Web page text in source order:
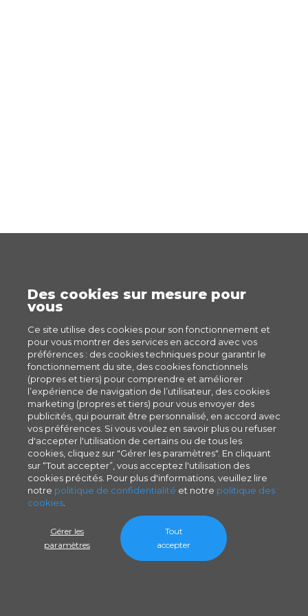
Des cookies sur mesure pour
vous
Ce site utilise des cookies pour son fonctionnement et
pour vous montrer des services en accord avec vos
préférences : des cookies techniques pour garantir le
fonctionnement du site, des cookies fonctionnels
(propres et tiers) pour comprendre et améliorer
l’expérience de navigation de l’utilisateur, des cookies
marketing (propres et tiers) pour vous envoyer des
publicités, qui pourrait être personnalisé, en accord avec
vos préférences. Si vous voulez en savoir plus ou refuser
d'accepter l'utilisation de certains ou de tous les
cookies, cliquez sur "Gérer les paramètres". En cliquant
sur “Tout accepter”, vous acceptez l'utilisation des
cookies précités. Pour plus d'informations, veuillez lire
notre politique de confidentialité et notre politique des
cookies
Gérer les
paramètres
Tout
accepter